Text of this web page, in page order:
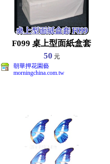
F099 桌上型面紙盒套
50 元
朝華押花園藝
morningchina.com.tw